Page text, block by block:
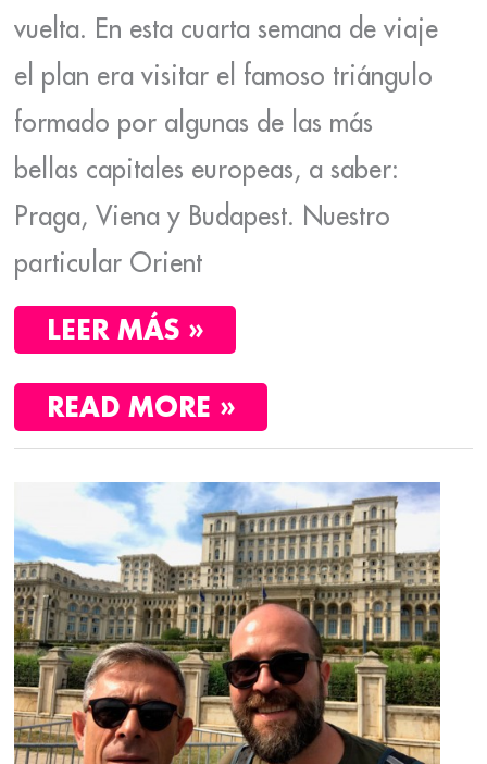
vuelta. En esta cuarta semana de viaje
el plan era visitar el famoso triángulo
formado por algunas de las más
bellas capitales europeas, a saber:
Praga, Viena y Budapest. Nuestro
particular Orient
LEER MÁS »
READ MORE »
ORIENT
EXPRESS
III:
PLOVDIV,
ESTAMBUL,
BUCAREST
Y
BRASOV